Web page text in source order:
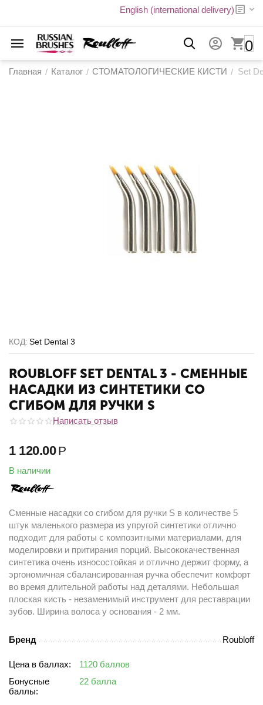
English (international delivery)
0
Главная / Каталог / СТОМАТОЛОГИЧЕСКИЕ КИСТИ / Set
КОД: Set Dental 3
ROUBLOFF SET DENTAL 3 - СМЕННЫЕ
НАСАДКИ ИЗ СИНТЕТИКИ СО
СГИБОМ ДЛЯ РУЧКИ S
Написать отзыв
1 120.00Р
В наличии
Сменные насадки со сгибом для ручки S в количестве 5
штук маленького размера из упругой синтетики отлично
подходит для работы с композитными материалами, для
моделировки и притирания порций. Высококачественная
синтетика очень износостойкая и отлично держит форму, а
эргономичная сбалансированная ручка обеспечит комфорт
во время длительной работы над деталями. Небольшая
плоская кисть - незаменимый инструмент для реставрации
зубов. Ширина волоса у основания - 2 мм.
Бренд Roubloff
Цена в баллах:
1120 баллов
Бонусные
баллы:
22 балла